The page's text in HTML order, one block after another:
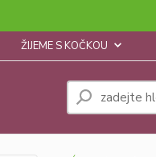
ŽIJEME S KOČKOU